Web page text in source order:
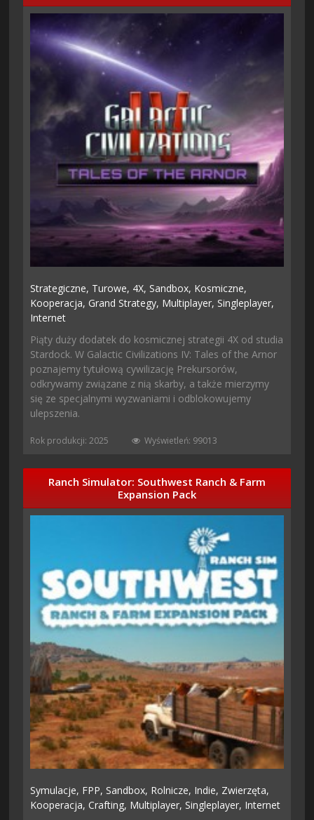
Strategiczne, Turowe, 4X,Sandbox, Kosmiczne,
Kooperacja, Grand Strategy, Multiplayer,Singleplayer,
Internet
Piąty duży dodatek do kosmicznej strategii 4X od studia
Stardock. W Galactic Civilizations IV: Tales of the Arnor
poznajemy tytułową cywilizację Prekursorów,
odkrywamy związane z nią skarby, a także mierzymy
się ze specjalnymi wyzwaniami i odblokowujemy
ulepszenia.
Rok produkcji: 2025 Wyświetleń: 99013
Ranch Simulator: Southwest Ranch & Farm
Expansion Pack
Symulacje, FPP,Sandbox, Rolnicze, Indie, Zwierzęta,
Kooperacja,Crafting, Multiplayer,Singleplayer, Internet